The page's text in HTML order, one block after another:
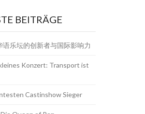
BEITRÄGE
语乐坛的创新者与国际影响力
Konzert: Transport ist
Castinshow Sieger